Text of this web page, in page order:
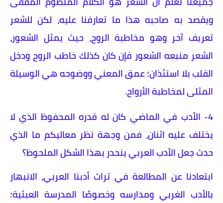
ويقصد به صاحبه هذا ما تعارفنا عليه، لكن للشعر
تعريف آخر وهو مخاطبة الروح، حيث يمثل الشعور،
الشعر منبعه الشعور فإن كان كذلك خاطب الروح ودخل
القلب بلا استئذان؛ عمق المعني ووضوحه هي الوسيلة
المثلى لمخاطبة الأرواح.
4- الأدب في الماضي كان له قدره المحفوظ الذي لا
يختلف عليه اثنان، فمن وجهة نظر معاليكم ما الذي
حدث جعل الأدب العربي ينحدر بهذا الشكل الملحوظ؟
ابتعادنا عن المطالعة في تراث أدبنا العربي، الانبهار
بالأدب الغربي ومدارسه وخصوصًا المدرسة العبثية؛